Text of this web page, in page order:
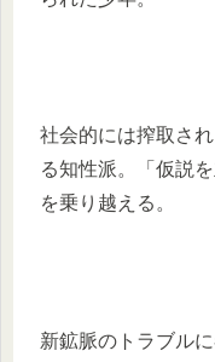
社会的には搾取さ
る知性派。「仮説
を乗り越える。
新鉱脈のトラブル